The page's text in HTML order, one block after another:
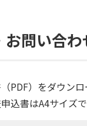
お問い合わ
PDF）をダウン
込書はA4サイズ